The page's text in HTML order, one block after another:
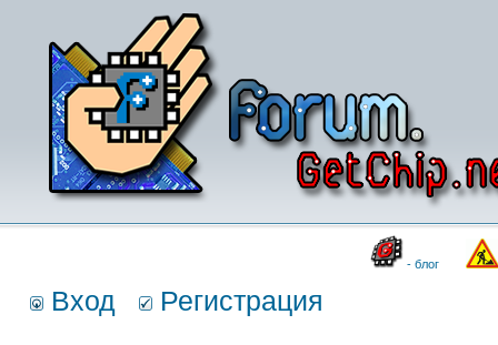
- блог
Вход Регистрация